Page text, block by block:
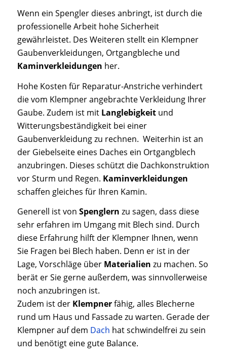
Wenn ein Spengler dieses anbringt, ist durch die
professionelle Arbeit hohe Sicherheit
gewährleistet. Des Weiteren stellt ein Klempner
Gaubenverkleidungen, Ortgangbleche und
Kaminverkleidungen her.
Hohe Kosten für Reparatur-Anstriche verhindert
die vom Klempner angebrachte Verkleidung Ihrer
Gaube. Zudem ist mit Langlebigkeitund
Witterungsbeständigkeit bei einer
Gaubenverkleidung zu rechnen. Weiterhin ist an
der Giebelseite eines Daches ein Ortgangblech
anzubringen. Dieses schützt die Dachkonstruktion
vor Sturm und Regen. Kaminverkleidungen
schaffen gleiches für Ihren Kamin.
Generell ist von Spenglern zu sagen, dass diese
sehr erfahren im Umgang mit Blech sind. Durch
diese Erfahrung hilft der Klempner Ihnen, wenn
Sie Fragen bei Blech haben. Denn er ist in der
Lage, Vorschläge über Materialien zu machen. So
berät er Sie gerne außerdem, was sinnvollerweise
noch anzubringen ist.
Zudem ist der Klempnerfähig, alles Blecherne
rund um Haus und Fassade zu warten. Gerade der
Klempner auf dem Dach hat schwindelfrei zu sein
und benötigt eine gute Balance.